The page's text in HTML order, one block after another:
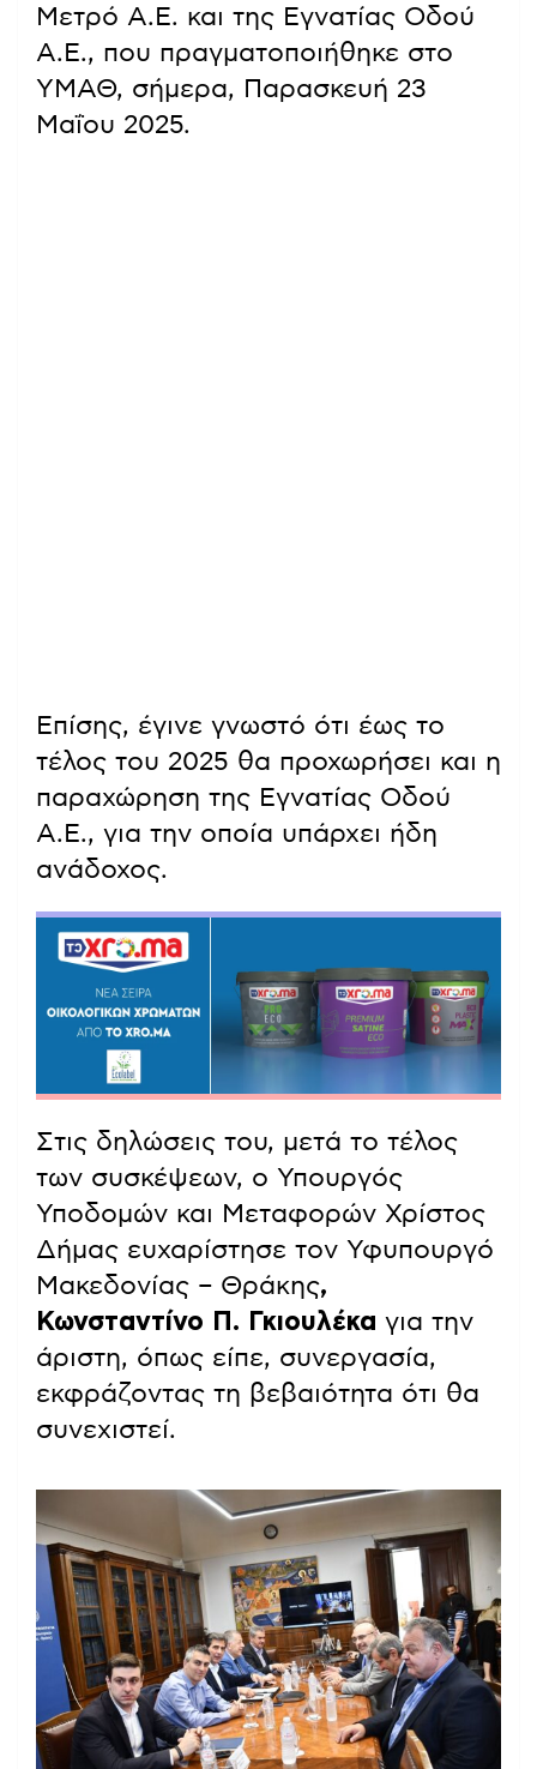
Μετρό Α.Ε. και της Εγνατίας Οδού
Α.Ε., που πραγματοποιήθηκε στο
ΥΜΑΘ, σήμερα, Παρασκευή 23
Μαΐου 2025.
Επίσης, έγινε γνωστό ότι έως το
τέλος του 2025 θα προχωρήσει και η
παραχώρηση της Εγνατίας Οδού
Α.Ε., για την οποία υπάρχει ήδη
ανάδοχος.
Στις δηλώσεις του, μετά το τέλος
των συσκέψεων, ο Υπουργός
Υποδομών και Μεταφορών Χρίστος
Δήμας ευχαρίστησε τον Υφυπουργό
Μακεδονίας – Θράκης,
Κωνσταντίνο Π. Γκιουλέκα για την
άριστη, όπως είπε, συνεργασία,
εκφράζοντας τη βεβαιότητα ότι θα
συνεχιστεί.